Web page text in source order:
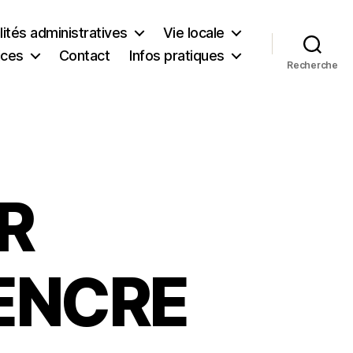
administratives
Vie locale
Contact Infos pratiques
Recherche